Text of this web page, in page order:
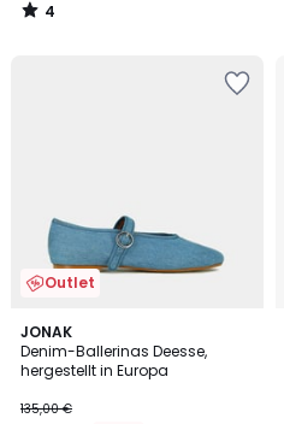
4
/
Outlet
JONAK
Denim-Ballerinas Deesse,
hergestellt in Europa
135,00 €